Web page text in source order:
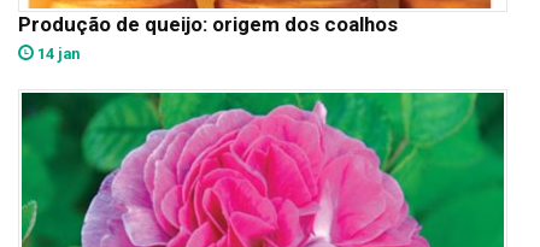
Produção de queijo: origem dos coalhos
14 jan